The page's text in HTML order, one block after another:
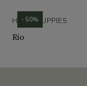
HUSH PUPPIES
Rio
- 50%